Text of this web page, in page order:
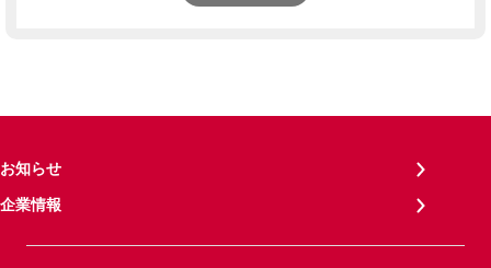
お知らせ
企業情報